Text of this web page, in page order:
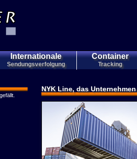
Internationale
Sendungsverfolgung
Container
Tracking
NYK Line, das Unternehmen